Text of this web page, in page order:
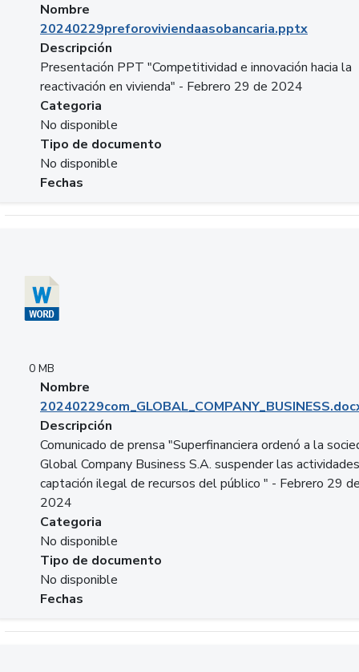
Nombre
20240229preforoviviendaasobancaria.pptx
Descripción
Presentación PPT "Competitividad e innovación hacia la
reactivación en vivienda" - Febrero 29 de 2024
Categoria
No disponible
Tipo de documento
No disponible
Fechas
0 MB
Nombre
Descripción
Comunicado de prensa "Superfinanciera ordenó a la
Global Company Business S.A. suspender las
captación ilegal de recursos del público " - Febrero 29
2024
Categoria
No disponible
Tipo de documento
No disponible
Fechas